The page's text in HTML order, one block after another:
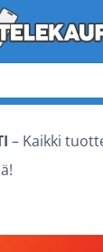
– Kaikki